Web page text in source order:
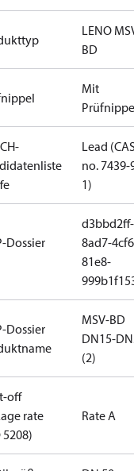
LENO
BD
Mit
Lead
no. 7439-
1)
Dossier
d3bbd2ff-
8ad7-
81e8-
Dossier
MSV-BD
DN15-
(2)
off
rate
5208)
Rate A